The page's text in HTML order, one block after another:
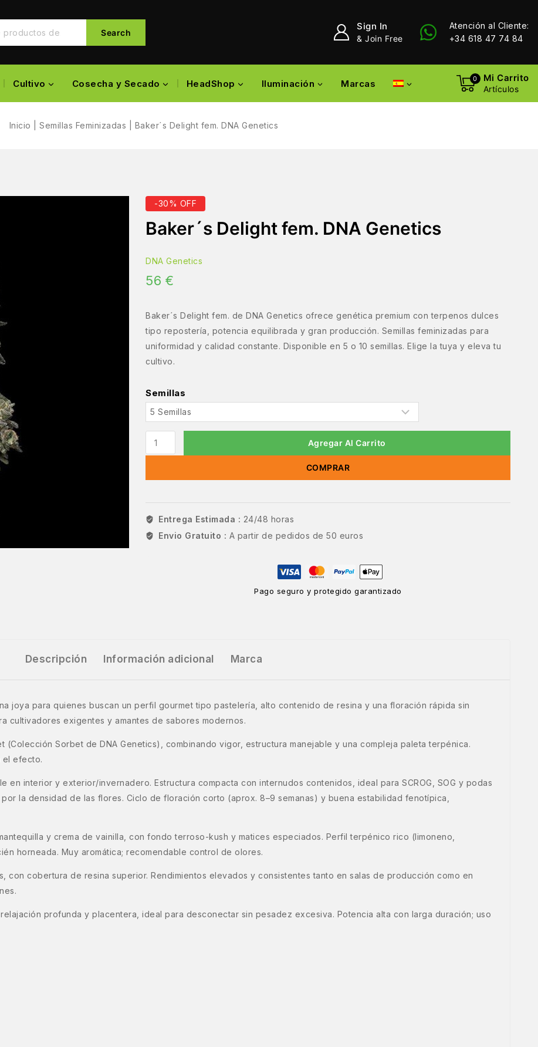
Search
Sign In
& Join Free
Atención al Cliente:
+34 618 47 74 84
Cultivo Cosecha y Secado HeadShop Iluminación Marcas 0 Mi Carrito
Artículos
Inicio |Semillas Feminizadas Baker´s Delight fem. DNA Genetics
-30% OFF
Baker´s Delight fem. DNA Genetics
DNA Genetics
56 €
Baker´s Delight fem. de DNA Genetics ofrece genética premium con terpenos dulces
tipo repostería, potencia equilibrada y gran producción. Semillas feminizadas para
uniformidad y calidad constante. Disponible en 5 o 10 semillas. Elige la tuya y eleva tu
cultivo.
Semillas
Agregar Al Carrito
COMPRAR
Entrega Estimada : 24/48 horas
Envio Gratuito : A partir de pedidos de 50 euros
Pago seguro y protegido garantizado
Descripción Información adicional Marca
joya para quienes buscan un perfil gourmet tipo pastelería, alto contenido de resina y una floración rápida sin
cultivadores exigentes y amantes de sabores modernos.
(Colección Sorbet de DNA Genetics), combinando vigor, estructura manejable y una compleja paleta terpénica.
el efecto.
en interior y exterior/invernadero. Estructura compacta con internudos contenidos, ideal para SCROG, SOG y podas
la densidad de las flores. Ciclo de floración corto (aprox. 8–9 semanas) y buena estabilidad fenotípica,
y crema de vainilla, con fondo terroso-kush y matices especiados. Perfil terpénico rico (limoneno,
horneada. Muy aromática; recomendable control de olores.
con cobertura de resina superior. Rendimientos elevados y consistentes tanto en salas de producción como en
profunda y placentera, ideal para desconectar sin pesadez excesiva. Potencia alta con larga duración; uso